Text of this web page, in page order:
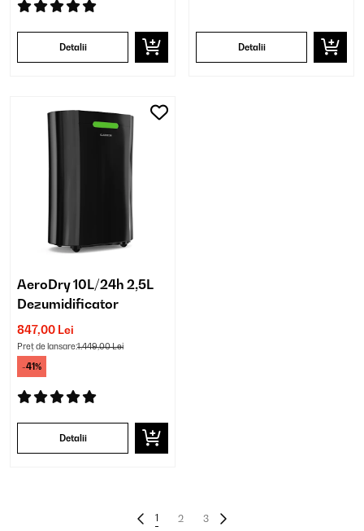
Detalii Detalii
AeroDry 10L/24h 2,5L
Dezumidificator
847,00 Lei
Preț de lansare:1.449,00 Lei
-41%
Detalii
1 2 3